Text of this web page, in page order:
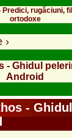
rugăciuni,
ortodoxe
›
- Ghidul
Android
-